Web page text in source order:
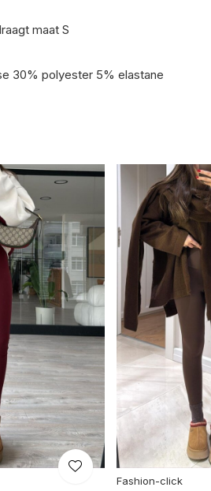
maat S
30% polyester 5% elastane
Fashion-click